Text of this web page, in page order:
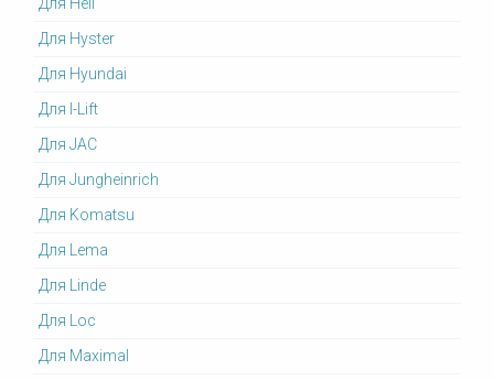
Для Hyster
Для Hyundai
Для I-Lift
Для JAC
Для Jungheinrich
Для Komatsu
Для Lema
Для Linde
Для Loc
Для Maximal